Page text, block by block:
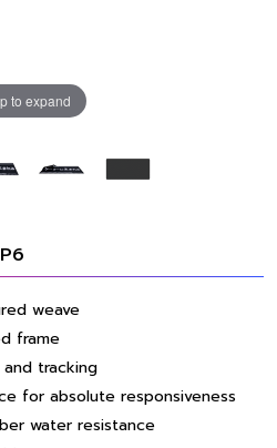
to expand
weave
frame
tracking
for absolute responsiveness
water resistance